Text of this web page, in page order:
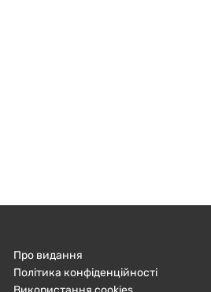
Про видання
Політика конфіденційності